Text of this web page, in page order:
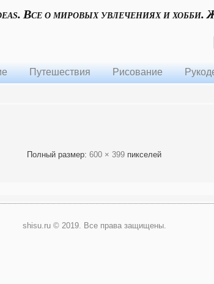
Все о мировых увлечениях и хобби.
Путешествия Рисование
Полный размер: 600 × 399 пикселей
shisu.ru © 2019. Все права защищены.